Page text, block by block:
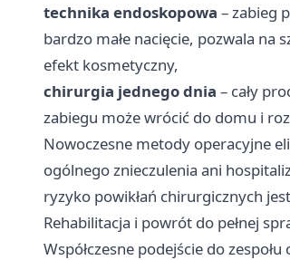
technika endoskopowa – zabieg
bardzo małe nacięcie, pozwala
efekt kosmetyczny,
chirurgia jednego dnia – cały
zabiegu może wrócić do domu i
Nowoczesne metody operacyjne
ogólnego znieczulenia ani
ryzyko powikłań chirurgicznych
Rehabilitacja i powrót do pełnej
Współczesne podejście do